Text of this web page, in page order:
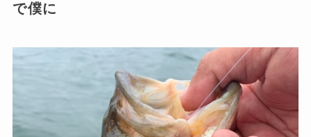
で僕に